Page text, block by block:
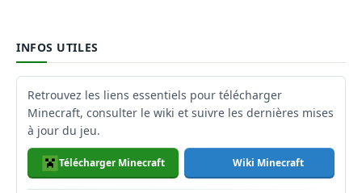
INFOS UTILES
Retrouvez les liens essentiels pour télécharger
Minecraft, consulter le wiki et suivre les dernières mises
à jour du jeu.
Télécharger Minecraft Wiki Minecraft